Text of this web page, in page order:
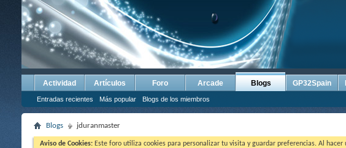
Actividad Artículos Foro Arcade Blogs
Entradas recientes Más popular Blogs de los miembros
GP32Spain
Blogs jduranmaster
Aviso de Cookies: Este foro utiliza cookies para personalizar tu visita y guardar preferencias. Al